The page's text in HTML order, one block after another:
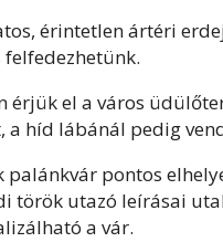
érintetlen ártéri
érjük el a város
híd lábánál pedig
pontos
török utazó leírásai
a vár.